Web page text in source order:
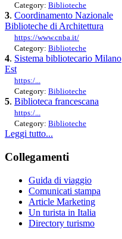
Category: Biblioteche
3. Coordinamento Nazionale
Biblioteche di Architettura
https://www.cnba.it/
Category: Biblioteche
4. Sistema bibliotecario Milano
Est
https:/...
Category: Biblioteche
5. Biblioteca francescana
https:/...
Category: Biblioteche
Leggi tutto...
Collegamenti
Guida di viaggio
Comunicati stampa
Article Marketing
Un turista in Italia
Directory turismo